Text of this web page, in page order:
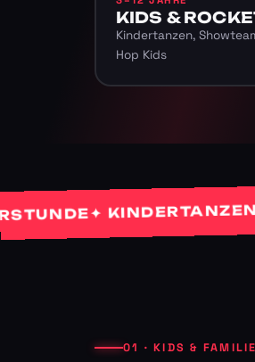
KIDS &
Kindertanzen,
Hop Kids
✦ KINDERTANZEN✦ HIP
01 · KIDS &